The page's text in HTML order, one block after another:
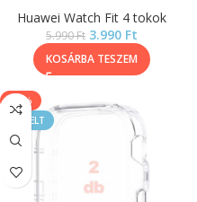
Huawei Watch Fit 4 tokok
5.990Ft 3.990 Ft
KOSÁRBA TESZEM
-20%
KIEMELT